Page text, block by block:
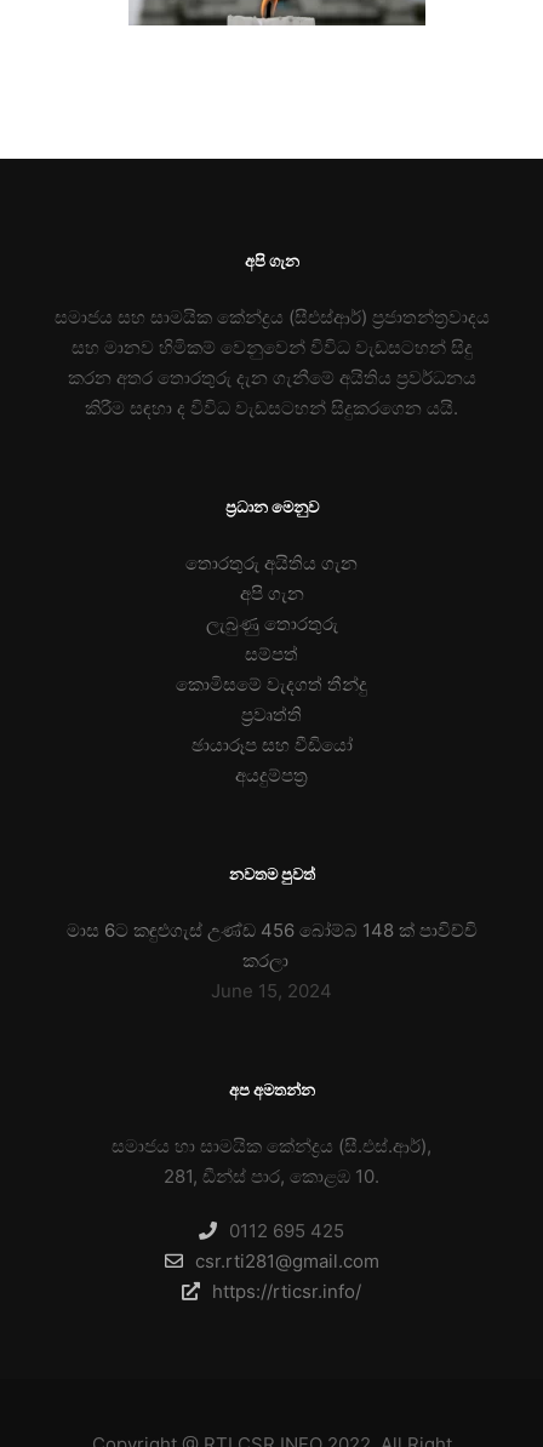
අපි ගැන
සමාජය සහ සාමයික කේන්ද්‍රය (සීඑස්ආර්) ප්‍රජාතන්ත්‍රවාදය
සහ මානව හිමිකම් වෙනුවෙන් විවිධ වැඩසටහන් සිදු
කරන අතර තොරතුරු දැන ගැනීමේ අයිතිය ප්‍රවර්ධනය
කිරීම සඳහා ද විවිධ වැඩසටහන් සිදුකරගෙන යයි.
ප්‍රධාන මෙනුව
තොරතුරු අයිතිය ගැන
අපි ගැන
ලැබුණු තොරතුරු
සම්පත්
කොමිසමේ වැදගත් තීන්දු
ප්‍රවෘත්ති
ඡායාරූප සහ වීඩියෝ
අයදුම්පත්‍ර
නවතම පුවත්
මාස 6ට කඳුළුගැස් උණ්ඩ 456 බෝම්බ 148 ක් පාවිච්චි
කරලා
June 15, 2024
අප අමතන්න
සමාජය හා සාමයික කේන්ද්‍රය (සී.එස්.ආර්),
281, ඩීන්ස් පාර, කොළඹ 10.
0112 695 425
csr.rti281@gmail.com
https://rticsr.info/